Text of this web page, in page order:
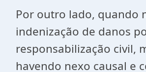
Por outro lado, quando
indenização de danos
responsabilização civil,
havendo nexo causal e